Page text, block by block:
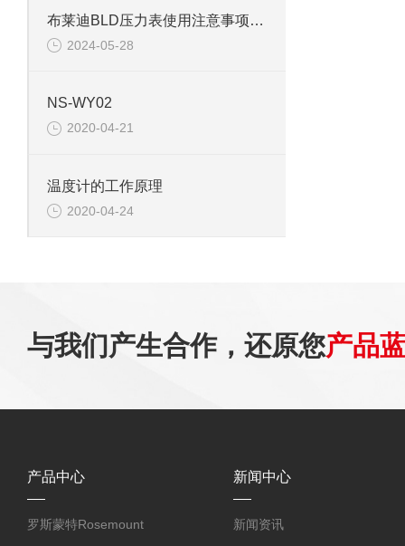
布莱迪BLD压力表使用注意事项全解析
2024-05-28
NS-WY02
2020-04-21
温度计的工作原理
2020-04-24
与我们产生合作，还原您产品
产品中心
罗斯蒙特Rosemount
新闻中心
新闻资讯